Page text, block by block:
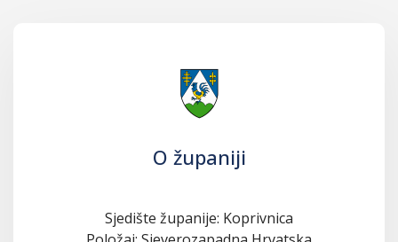
O županiji
Sjedište županije: Koprivnica